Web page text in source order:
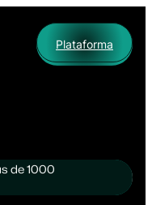
Plataforma
de 1000